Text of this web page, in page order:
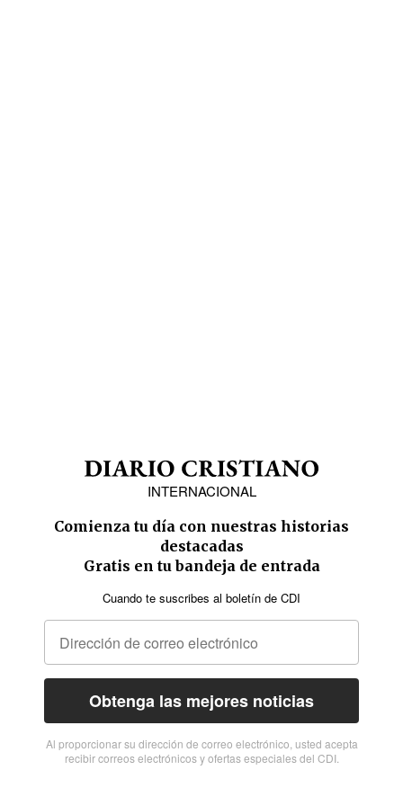
INTERNACIONAL
Comienza tu día con nuestras historias
destacadas
Gratis en tu bandeja de entrada
Cuando te suscribes al boletín de CDI
Obtenga las mejores noticias
Al proporcionar su dirección de correo electrónico, usted acepta
recibir correos electrónicos y ofertas especiales del CDI.